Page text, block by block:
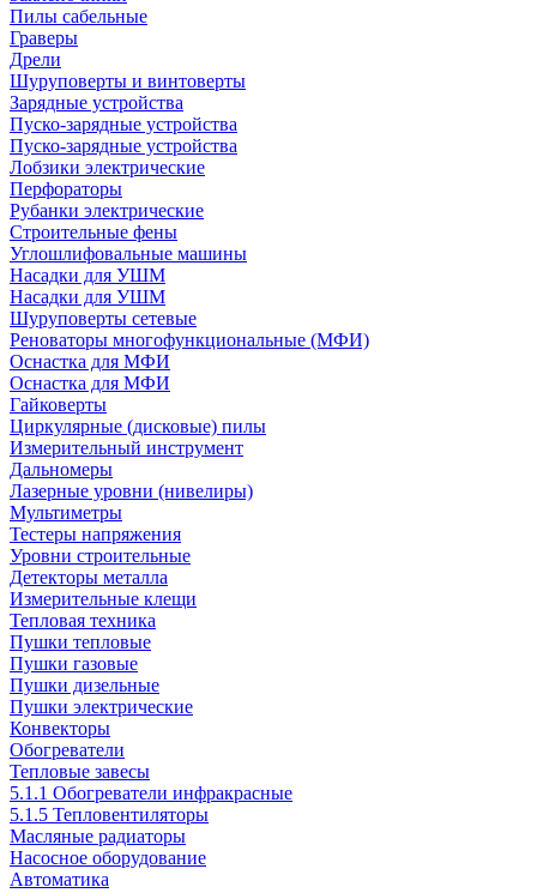
Пилы сабельные
Граверы
Дрели
Шуруповерты и винтоверты
Зарядные устройства
Пуско-зарядные устройства
Пуско-зарядные устройства
Лобзики электрические
Перфораторы
Рубанки электрические
Строительные фены
Углошлифовальные машины
Насадки для УШМ
Насадки для УШМ
Шуруповерты сетевые
Реноваторы многофункциональные (МФИ)
Оснастка для МФИ
Оснастка для МФИ
Гайковерты
Циркулярные (дисковые) пилы
Измерительный инструмент
Дальномеры
Лазерные уровни (нивелиры)
Мультиметры
Тестеры напряжения
Уровни строительные
Детекторы металла
Измерительные клещи
Тепловая техника
Пушки тепловые
Пушки газовые
Пушки дизельные
Пушки электрические
Конвекторы
Обогреватели
Тепловые завесы
5.1.1 Обогреватели инфракрасные
5.1.5 Тепловентиляторы
Масляные радиаторы
Насосное оборудование
Автоматика